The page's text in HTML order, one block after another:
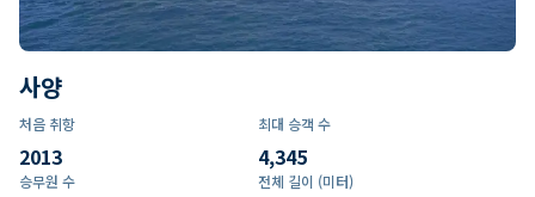
사양
처음 취항
2013
최대 승객 수
4,345
승무원 수 전체 길이 (미터)